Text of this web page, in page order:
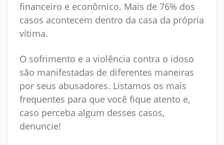
financeiro e econômico. Mais de 76% dos
casos acontecem dentro da casa da própria
vítima.
O sofrimento e a violência contra o idoso
são manifestadas de diferentes maneiras
por seus abusadores. Listamos os mais
frequentes para que você fique atento e,
caso perceba algum desses casos,
denuncie!